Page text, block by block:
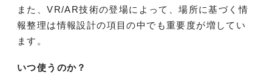
また、VR/AR技術の登場によって、場所に基づく情
報整理は情報設計の項目の中でも重要度が増してい
ます。
いつ使うのか？